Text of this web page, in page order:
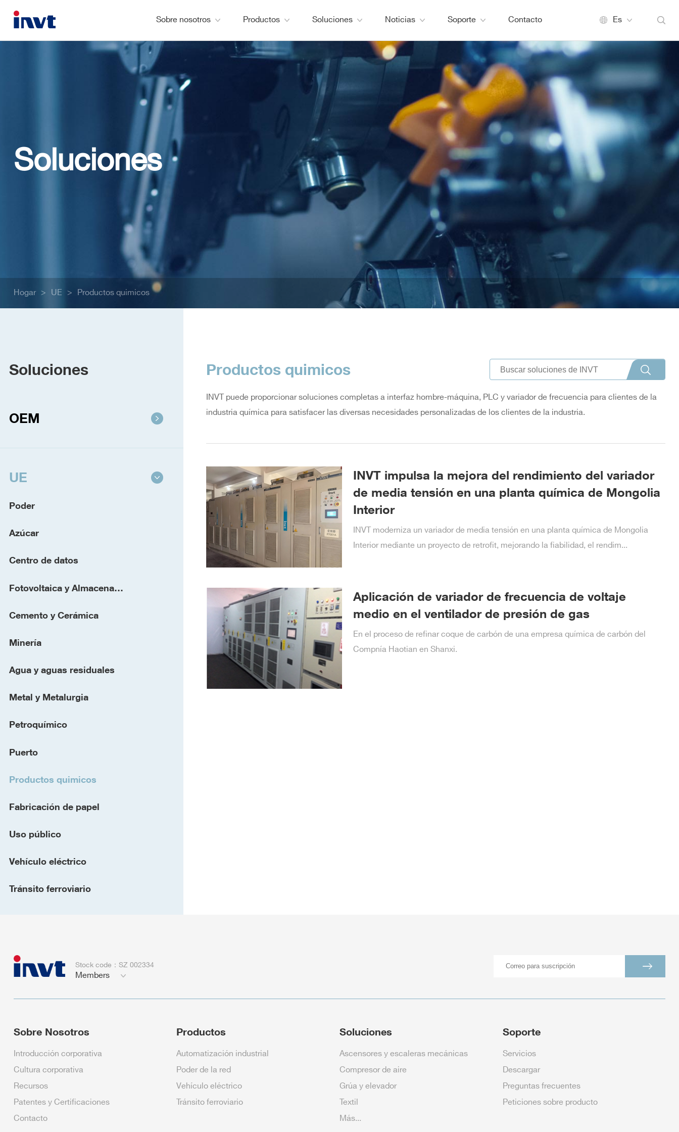
Es
Sobre nosotros Productos Soluciones Noticias Soporte Contacto
Soluciones
Hogar > UE > Productos quimicos
Soluciones
OEM
UE
Poder
Azúcar
Centro de datos
Fotovoltaica y Almacenamiento de Energía
Cemento y Cerámica
Minería
Agua y aguas residuales
Metal y Metalurgia
Petroquímico
Puerto
Productos quimicos
Fabricación de papel
Uso público
Vehículo eléctrico
Tránsito ferroviario
Productos quimicos
INVT puede proporcionar soluciones completas a interfaz hombre-máquina, PLC y variador de frecuencia para clientes de la
industria química para satisfacer las diversas necesidades personalizadas de los clientes de la industria.
INVT impulsa la mejora del rendimiento del variador
de media tensión en una planta química de Mongolia
Interior
INVT moderniza un variador de media tensión en una planta química de Mongolia
Interior mediante un proyecto de retrofit, mejorando la fiabilidad, el rendim...
Aplicación de variador de frecuencia de voltaje
medio en el ventilador de presión de gas
En el proceso de refinar coque de carbón de una empresa química de carbón del
Compnía Haotian en Shanxi.
Stock code：SZ 002334
Members
Sobre Nosotros
Introducción corporativa
Cultura corporativa
Recursos
Patentes y Certificaciones
Contacto
Productos
Automatización industrial
Poder de la red
Vehículo eléctrico
Tránsito ferroviario
Soluciones
Ascensores y escaleras mecánicas
Compresor de aire
Grúa y elevador
Textil
Más...
Soporte
Servicios
Descargar
Preguntas frecuentes
Peticiones sobre producto